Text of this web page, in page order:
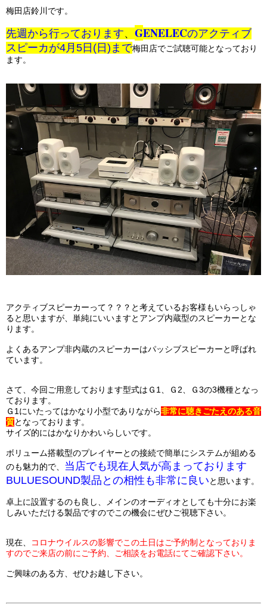
梅田店鈴川です。
先週から行っております、 GENELECのアクティブ
スピーカが4 月5日(日)まで梅田店でご試聴可能となっており
ます。
アクティブスピーカーって？？？と考えているお客様もいらっしゃ
ると思いますが、単純にいいますとアンプ内蔵型のスピーカーとな
ります。
よくあるアンプ非内蔵のスピーカーはパッシブスピーカーと呼ばれ
ています。
さて、今回ご用意しております型式はＧ1、Ｇ2、Ｇ3の3機種となっ
ております。
Ｇ1にいたってはかなり小型でありながら非常に聴きごたえのある音
質となっております。
サイズ的にはかなりかわいらしいです。
ボリューム搭載型のプレイヤーとの接続で簡単にシステムが組める
のも魅力的で、 当店でも現在人気が高まっております
BULUESOUND製品との相性も非常に良いと思います。
卓上に設置するのも良し、メインのオーディオとしても十分にお楽
しみいただける製品ですのでこの機会にぜひご視聴下さい。
現在、
コロナウイルスの影響でこの土日はご予約制となっておりま
すのでご来店の前にご予約、ご相談をお電話にてご確認下さい。
ご興味のある方、ぜひお越し下さい。